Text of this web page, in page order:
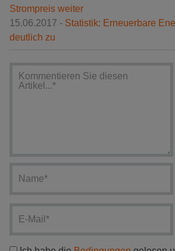
Strompreis weiter
15.06.2017 - Statistik: Erneuerbare
deutlich zu